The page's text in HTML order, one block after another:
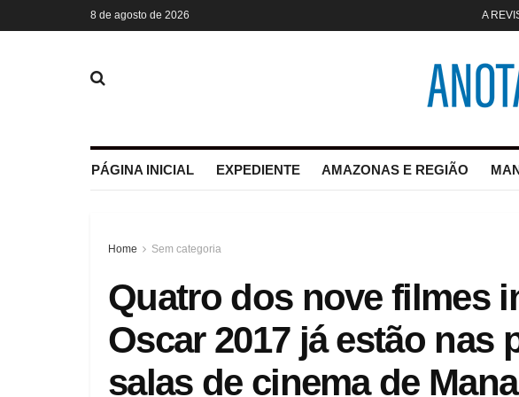
8 de agosto de 2026 A
PÁGINA INICIAL EXPEDIENTE AMAZONAS E REGIÃO
Home Sem categoria
Quatro dos nove filmes
Oscar 2017 já estão nas
salas de cinema de